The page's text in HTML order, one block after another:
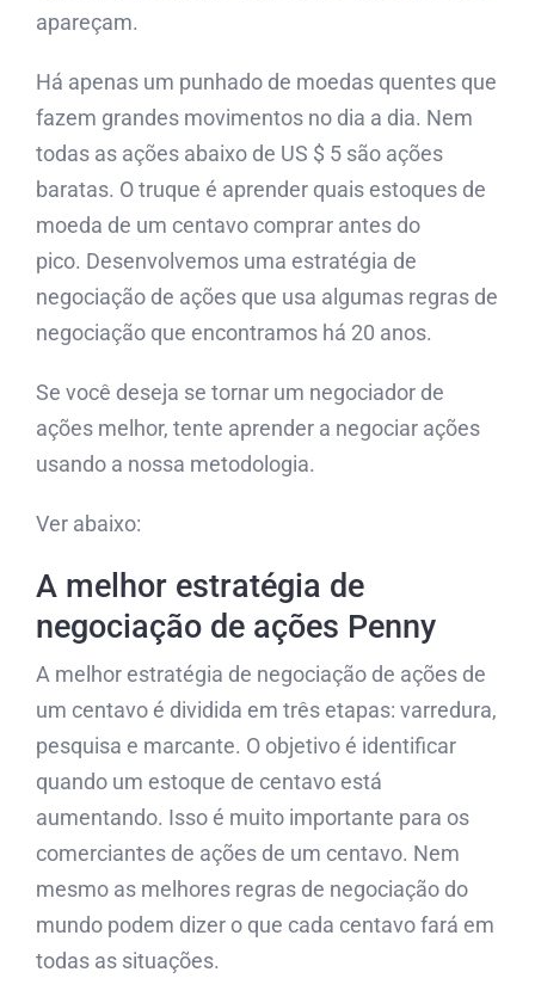
apareçam.
Há apenas um punhado de moedas quentes que
fazem grandes movimentos no dia a dia. Nem
todas as ações abaixo de US $ 5 são ações
baratas. O truque é aprender quais estoques de
moeda de um centavo comprar antes do
pico. Desenvolvemos uma estratégia de
negociação de ações que usa algumas regras de
negociação que encontramos há 20 anos.
Se você deseja se tornar um negociador de
ações melhor, tente aprender a negociar ações
usando a nossa metodologia.
Ver abaixo:
A melhor estratégia de
negociação de ações Penny
A melhor estratégia de negociação de ações de
um centavo é dividida em três etapas: varredura,
pesquisa e marcante. O objetivo é identificar
quando um estoque de centavo está
aumentando. Isso é muito importante para os
comerciantes de ações de um centavo. Nem
mesmo as melhores regras de negociação do
mundo podem dizer o que cada centavo fará em
todas as situações.